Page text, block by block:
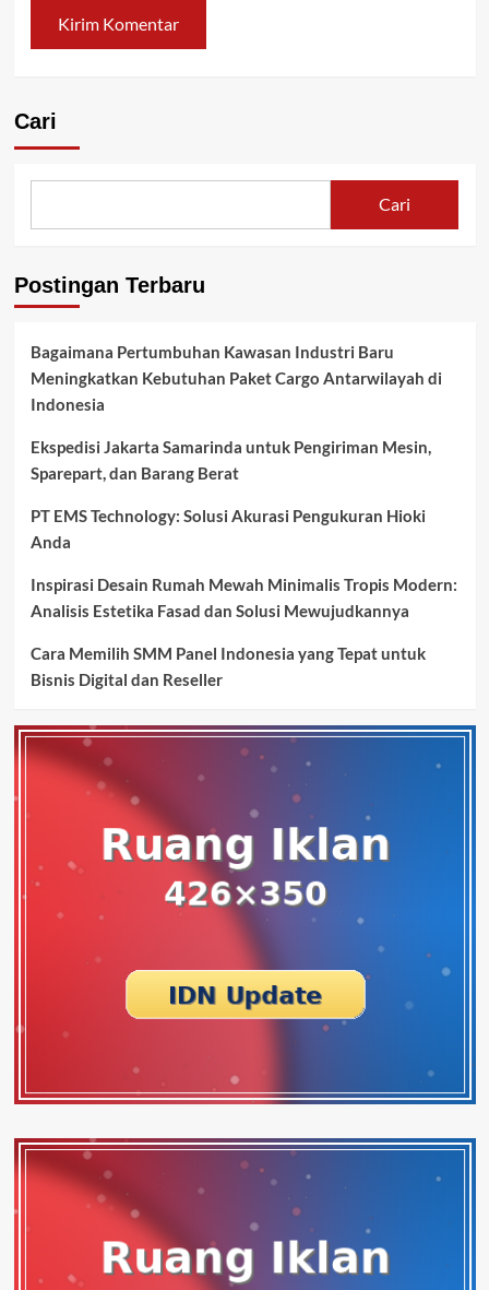
Cari
Cari
Postingan Terbaru
Bagaimana Pertumbuhan Kawasan Industri Baru
Meningkatkan Kebutuhan Paket Cargo Antarwilayah di
Indonesia
Ekspedisi Jakarta Samarinda untuk Pengiriman Mesin,
Sparepart, dan Barang Berat
PT EMS Technology: Solusi Akurasi Pengukuran Hioki
Anda
Inspirasi Desain Rumah Mewah Minimalis Tropis Modern:
Analisis Estetika Fasad dan Solusi Mewujudkannya
Cara Memilih SMM Panel Indonesia yang Tepat untuk
Bisnis Digital dan Reseller